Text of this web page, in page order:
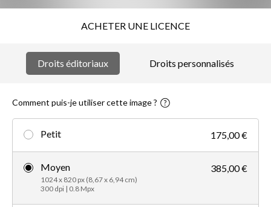
ACHETER UNE LICENCE
Droits éditoriaux Droits personnalisés
Comment puis-je utiliser cette image ?
Petit 175,00 €
Moyen
1024 x 820 px (8,67 x 6,94 cm)
300 dpi | 0.8 Mpx
385,00 €